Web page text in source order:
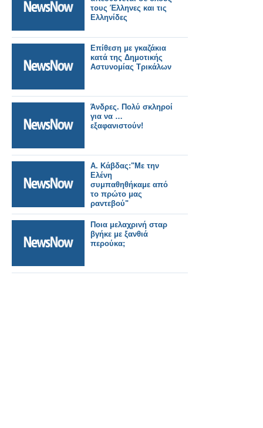
τους Έλληνες και τις
Ελληνίδες
Επίθεση με γκαζάκια
κατά της Δημοτικής
Αστυνομίας Τρικάλων
Άνδρες. Πολύ σκληροί
για να …
εξαφανιστούν!
Α. Κάβδας:"Με την
Ελένη
συμπαθηθήκαμε από
το πρώτο μας
ραντεβού"
Ποια μελαχρινή σταρ
βγήκε με ξανθιά
περούκα;